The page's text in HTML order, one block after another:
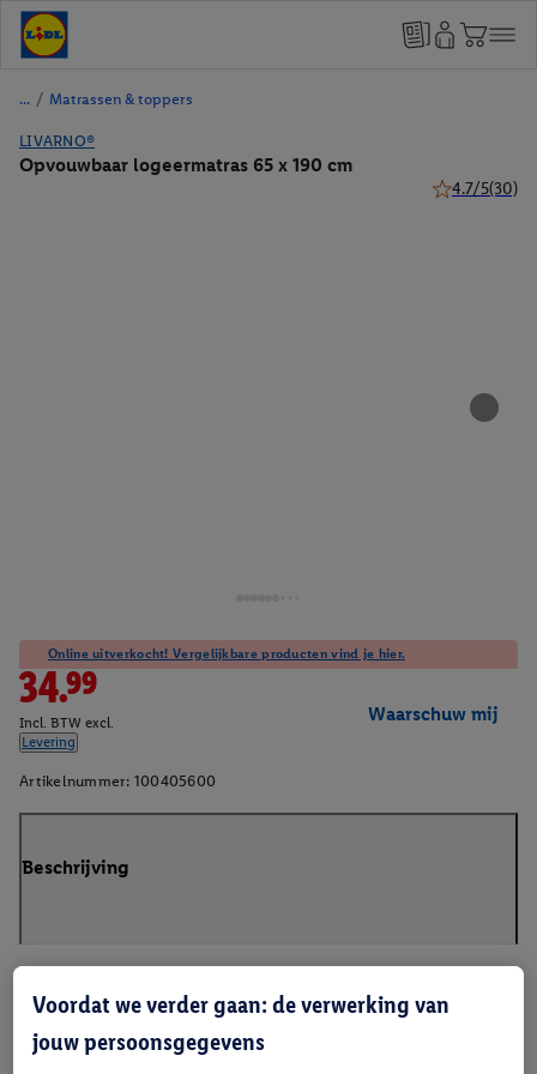
/ Matrassen & toppers
LIVARNO®
Opvouwbaar logeermatras 65 x 190 cm
4.7/5(30)
Online uitverkocht! Vergelijkbare producten vind je hier.
34.99
Incl. BTW excl.
Levering
Waarschuw mij
Artikelnummer: 100405600
Beschrijving
Voordat we verder gaan: de verwerking van
jouw persoonsgegevens